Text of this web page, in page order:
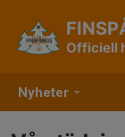
Nyheter
Officiell